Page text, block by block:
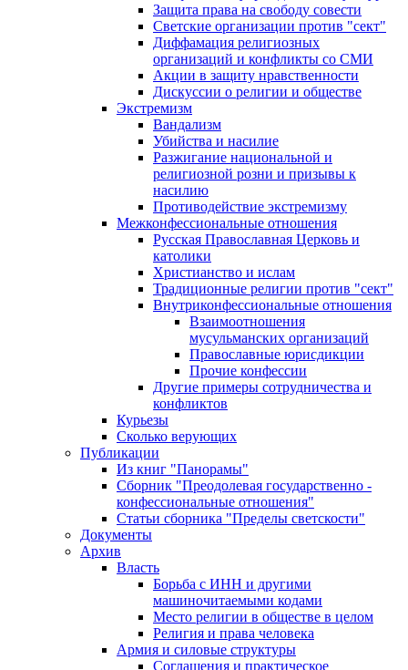
Защита права на свободу совести
Светские организации против "сект"
Диффамация религиозных
организаций и конфликты со СМИ
Акции в защиту нравственности
Дискуссии о религии и обществе
Экстремизм
Вандализм
Убийства и насилие
Разжигание национальной и
религиозной розни и призывы к
насилию
Противодействие экстремизму
Межконфессиональные отношения
Русская Православная Церковь и
католики
Христианство и ислам
Традиционные религии против "сект"
Внутриконфессиональные отношения
Взаимоотношения
мусульманских организаций
Православные юрисдикции
Прочие конфессии
Другие примеры сотрудничества и
конфликтов
Курьезы
Сколько верующих
Публикации
Из книг "Панорамы"
Сборник "Преодолевая государственно -
конфессиональные отношения"
Статьи сборника "Пределы светскости"
Документы
Архив
Власть
Борьба с ИНН и другими
машиночитаемыми кодами
Место религии в обществе в целом
Религия и права человека
Армия и силовые структуры
Соглашения и практическое